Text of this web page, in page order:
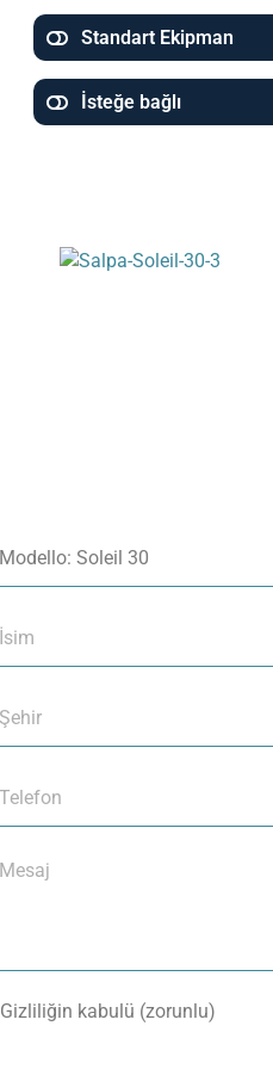
Standart Ekipman
İsteğe bağlı
Gizliliğin kabulü (zorunlu)